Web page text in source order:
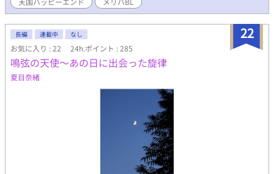
んな感じの雰囲気のところには（*）がついています。 戦闘等で
影。そして、星汰を襲う残酷な現実――。二十一歳のときに一度
は乗り越えたはずの病魔が、二十三歳の冬、再び星汰を捕まえ
た。肺から脳への転移。「完治は望めない」という、主治医であ
り拓斗の父親でもある男からの無情な宣告。限られた時間の中、
拓斗は仕事を辞め、星汰を連れて最初で最後の海へと旅に出る。
「一生分じゃ足りないくらい思い出を作る」と誓って。雪の降る
十二月二十五日。二十五歳の誕生日を迎えた瞬間、星汰は拓斗の
手を握ったまま静かに目を閉じた。そして残された拓斗にも、あ
の街の影が牙をむく――。「遅いぞ、拓斗！」「待たせて悪い。
でもこれからはずっと一緒だ、星汰」生きては結ばれなかった二
人が、最後に辿り着いた約束の場所。言葉を交わし続けた二人
の、短くて永遠の２５年の記録。残された仲間たちの後日談まで
を描き切った、切なくもどこまでも温かい魂の純愛ストーリー。
※本作はメリーバッドエンド（両死描写）を含みますが、ラスト
には至上の救い（天国ハッピーエンド）があります。
22
長編 連載中 なし
お気に入り : 22 24h.ポイント : 285
鳴弦の天使～あの日に出会った旋律
夏目奈緒